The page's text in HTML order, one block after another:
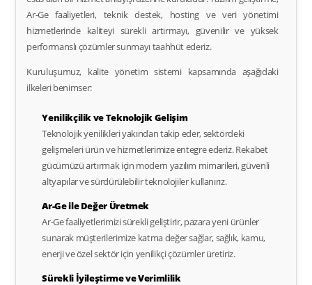
Ar-Ge faaliyetleri, teknik destek, hosting ve veri yönetimi
hizmetlerinde kaliteyi sürekli artırmayı, güvenilir ve yüksek
performanslı çözümler sunmayı taahhüt ederiz.
Kuruluşumuz, kalite yönetim sistemi kapsamında aşağıdaki
ilkeleri benimser:
Yenilikçilik ve Teknolojik Gelişim
Teknolojik yenilikleri yakından takip eder, sektördeki
gelişmeleri ürün ve hizmetlerimize entegre ederiz. Rekabet
gücümüzü artırmak için modern yazılım mimarileri, güvenli
altyapılar ve sürdürülebilir teknolojiler kullanırız.
Ar-Ge ile Değer Üretmek
Ar-Ge faaliyetlerimizi sürekli geliştirir, pazara yeni ürünler
sunarak müşterilerimize katma değer sağlar, sağlık, kamu,
enerji ve özel sektör için yenilikçi çözümler üretiriz.
Sürekli İyileştirme ve Verimlilik